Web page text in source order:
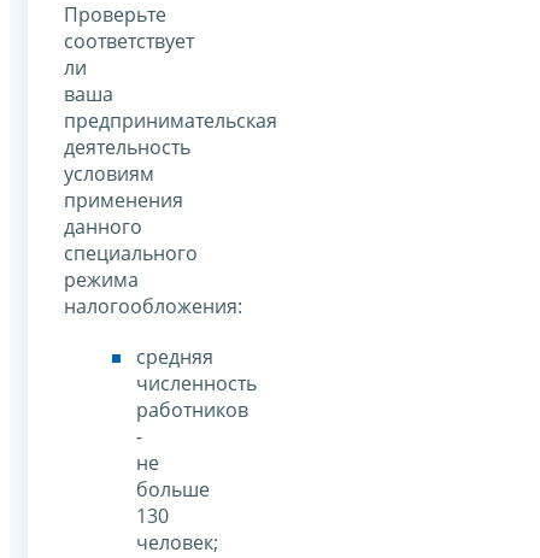
Проверьте
соответствует
ли
ваша
предпринимательская
деятельность
условиям
применения
данного
специального
режима
налогообложения:
средняя
численность
работников
-
не
больше
130
человек;